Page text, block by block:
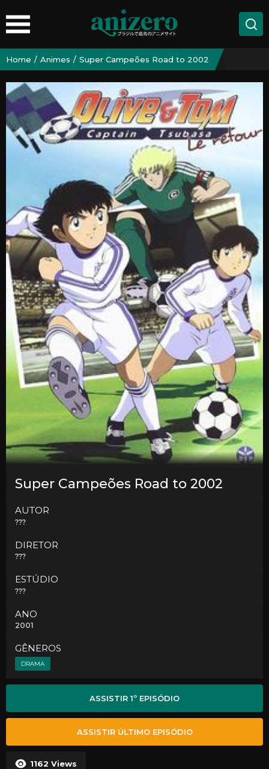
Home Animes Super Campeões Road to 2002
Super Campeões Road to 2002
AUTOR
???
DIRETOR
???
ESTÚDIO
???
ANO
2001
GÊNEROS
DRAMA
1162 Views
ASSISTIR 1º EPISÓDIO
ASSISTIR ÚLTIMO EPISÓDIO